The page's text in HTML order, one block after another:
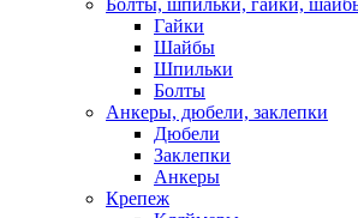
Гайки
Шайбы
Шпильки
Болты
Анкеры, дюбели, заклепки
Дюбели
Заклепки
Анкеры
Крепеж